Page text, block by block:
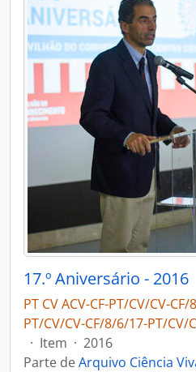
17.º Aniversário - 2016
PT CV ACV-CF-PT/CV/CV-
PT/CV/CV-CF/8/6/17-PT/CV/
· Item · 2016
Parte deArquivo Ciência